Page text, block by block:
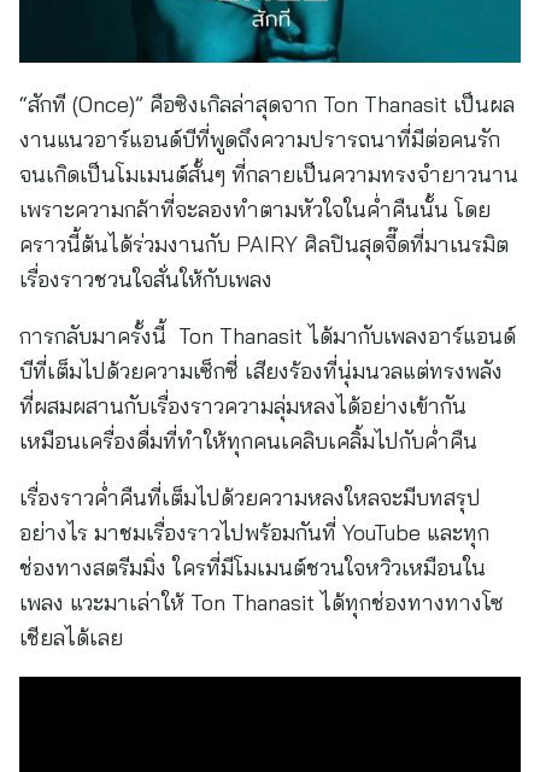
“สักที (Once)” คือซิงเกิลล่าสุดจาก Ton Thanasit เป็นผล
งานแนวอาร์แอนด์บีที่พูดถึงความปรารถนาที่มีต่อคนรัก
จนเกิดเป็นโมเมนต์สั้นๆ ที่กลายเป็นความทรงจำยาวนาน
เพราะความกล้าที่จะลองทำตามหัวใจในค่ำคืนนั้น โดย
คราวนี้ต้นได้ร่วมงานกับ PAIRY ศิลปินสุดจี๊ดที่มาเนรมิต
เรื่องราวชวนใจสั่นให้กับเพลง
การกลับมาครั้งนี้ Ton Thanasit ได้มากับเพลงอาร์แอนด์
บีที่เต็มไปด้วยความเซ็กซี่ เสียงร้องที่นุ่มนวลแต่ทรงพลัง
ที่ผสมผสานกับเรื่องราวความลุ่มหลงได้อย่างเข้ากัน
เหมือนเครื่องดื่มที่ทำให้ทุกคนเคลิบเคลิ้มไปกับค่ำคืน
เรื่องราวค่ำคืนที่เต็มไปด้วยความหลงใหลจะมีบทสรุป
อย่างไร มาชมเรื่องราวไปพร้อมกันที่ YouTube และทุก
ช่องทางสตรีมมิ่ง ใครที่มีโมเมนต์ชวนใจหวิวเหมือนใน
เพลง แวะมาเล่าให้ Ton Thanasit ได้ทุกช่องทางทางโซ
เชียลได้เลย